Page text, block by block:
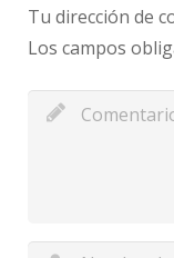
Tu dirección de
Los campos